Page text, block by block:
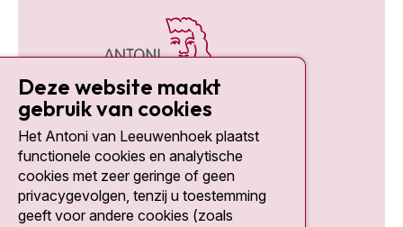
Social media
Deze website maakt
gebruik van cookies
Het Antoni van Leeuwenhoek plaatst
functionele cookies en analytische
cookies met zeer geringe of geen
privacygevolgen, tenzij u toestemming
geeft voor andere cookies (zoals